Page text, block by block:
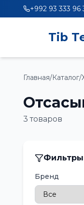
+992 93 333 96
Tib
Главная/Каталог/
3 товаров
Фильтры
Бренд